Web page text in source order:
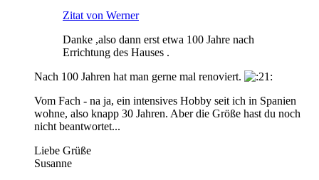
Zitat von Werner
Danke ,also dann erst etwa 100 Jahre nach
Errichtung des Hauses .
Nach 100 Jahren hat man gerne mal renoviert.
Vom Fach - na ja, ein intensives Hobby seit ich in Spanien
wohne, also knapp 30 Jahren. Aber die Größe hast du noch
nicht beantwortet...
Liebe Grüße
Susanne